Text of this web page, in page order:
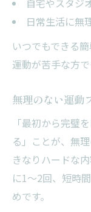
日常生活に無
いつでもできる
運動が苦手な方
無理のない運動
「最初から完璧
る」ことが、無
きなりハードな
に1～2回、短時
めです。